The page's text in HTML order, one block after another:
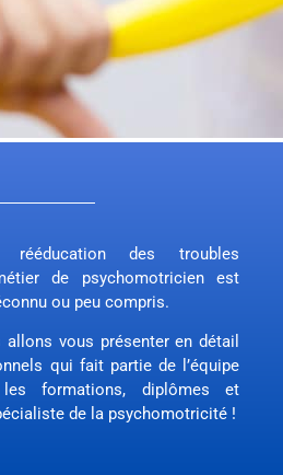
des troubles
de psychomotricien est
ou peu compris.
vous présenter en détail
qui fait partie de l’équipe
formations, diplômes et
de la psychomotricité !